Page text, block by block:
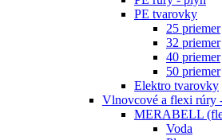
PE tvarovky
25 priemer
32 priemer
40 priemer
50 priemer
Elektro tvarovky
Vlnovcové a flexi rúry
MERABELL
Voda